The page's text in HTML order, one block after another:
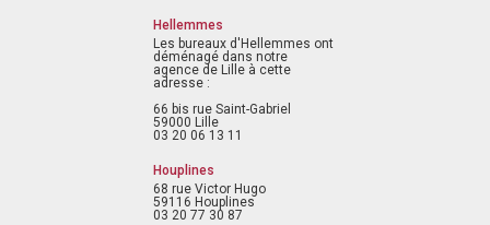
Hellemmes
Les bureaux d'Hellemmes ont
déménagé dans notre
agence de Lille à cette
adresse :
66 bis rue Saint-Gabriel
59000 Lille
03 20 06 13 11
Houplines
68 rue Victor Hugo
59116 Houplines
03 20 77 30 87